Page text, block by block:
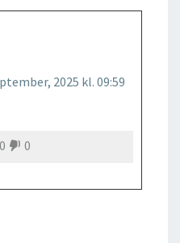
2025 kl. 09:59
0
0